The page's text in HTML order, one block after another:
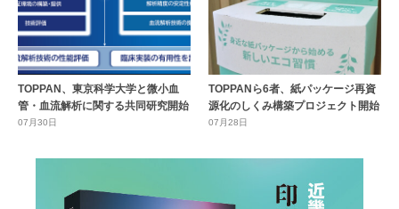
TOPPAN、東京科学大学と微小血
管・血流解析に関する共同研究開始
07月30日
TOPPANら6者、紙パッケージ再資
源化のしくみ構築プロジェクト開始
07月28日